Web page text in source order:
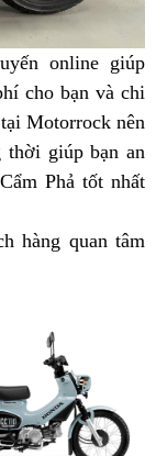
nơi
bán
Jawa
Bobber
42
Cẩm
online lắp
đặt
giúp
cho bạn Jawa
Bobber
42
hàng
tại
và chi
Jawa
Motorrocknhận
xét
nên
thời giúp bạn
42
an
Phả tốt nhất
hàng quan tâm